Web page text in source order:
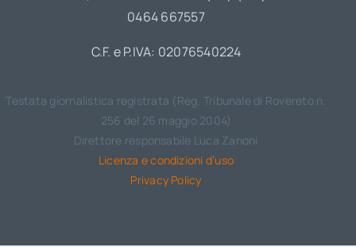
0464 667557
C.F. e P.IVA: 02076540224
Testata giornalistica registrata (Reg. Tribunale di Rovereto n.
256 del 26 maggio 2004)
Direttore responsabile Luca Zanoni
Licenza e condizioni d’uso
Privacy Policy